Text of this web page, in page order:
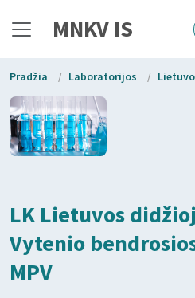
MNKV IS
Pradžia / Laboratorijos /
LK Lietuvos
Vytenio
MPV